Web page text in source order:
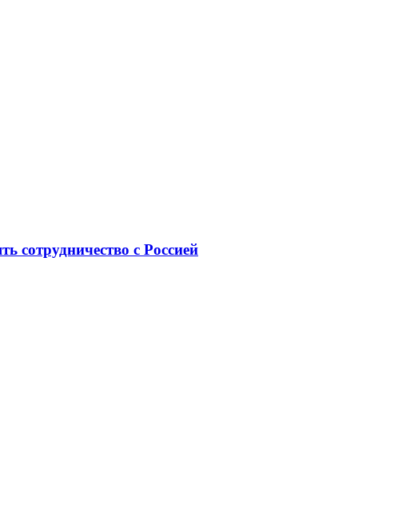
сотрудничество с Россией